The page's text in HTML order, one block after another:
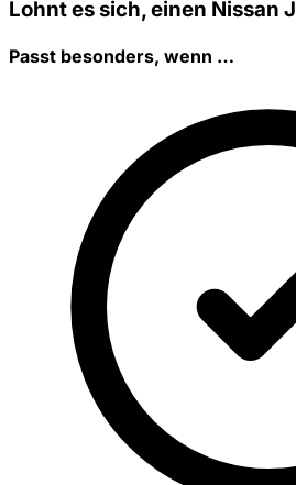
Lohnt es sich, einen Nissan
Passt besonders, wenn …